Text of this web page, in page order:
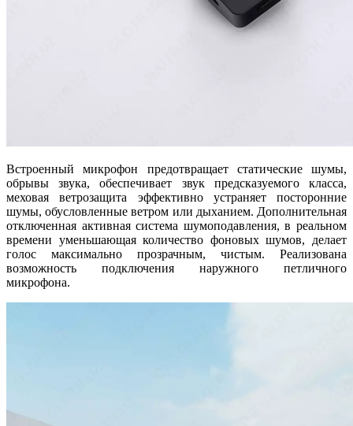
Встроенный микрофон предотвращает статические шумы,
обрывы звука, обеспечивает звук предсказуемого класса,
меховая ветрозащита эффективно устраняет посторонние
шумы, обусловленные ветром или дыханием. Дополнительная
отключенная активная система шумоподавления, в реальном
времени уменьшающая количество фоновых шумов, делает
голос максимально прозрачным, чистым. Реализована
возможность подключения наружного петличного
микрофона.